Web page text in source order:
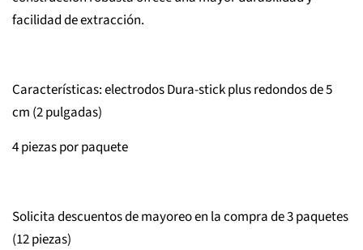
facilidad de extracción.
Características: electrodos Dura-stick plus redondos de 5
cm (2 pulgadas)
4 piezas por paquete
Solicita descuentos de mayoreo en la compra de 3 paquetes
(12 piezas)